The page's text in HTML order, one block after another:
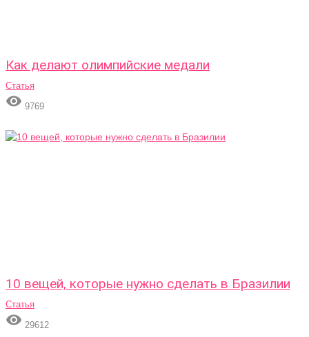
Как делают олимпийские медали
Статья
 9769
10 вещей, которые нужно сделать в Бразилии
Статья
 29612